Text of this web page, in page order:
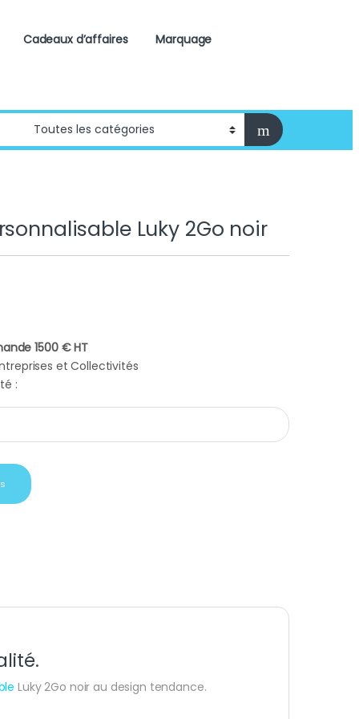
Cadeaux d’affaires Marquage
Luky 2Go noir
1500 € HT
et Collectivités
:
Luky 2Go noir quantity
Luky 2Go noir au design tendance.